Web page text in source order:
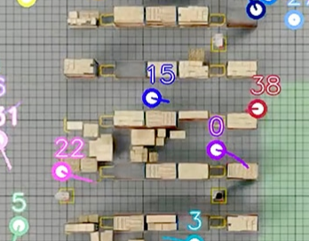
hoje em suaapresentação de abertura
digitaispara desenvolver, testar e refinar
em simulação antes de implementá-las
custo significativos.
em academias de IA onde os
robôs e humanos a navegar em
de 100.000 metros quadrados,
para desenvolver e conectar aplicações